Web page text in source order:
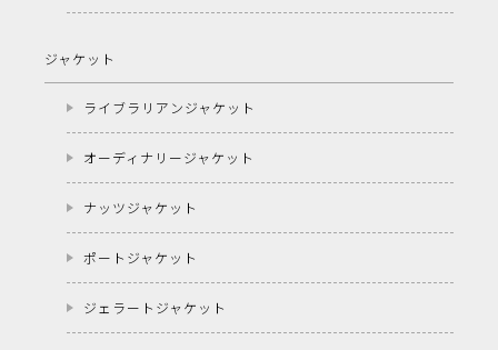
ジャケット
ライブラリアンジャケット
オーディナリージャケット
ナッツジャケット
ポートジャケット
ジェラートジャケット